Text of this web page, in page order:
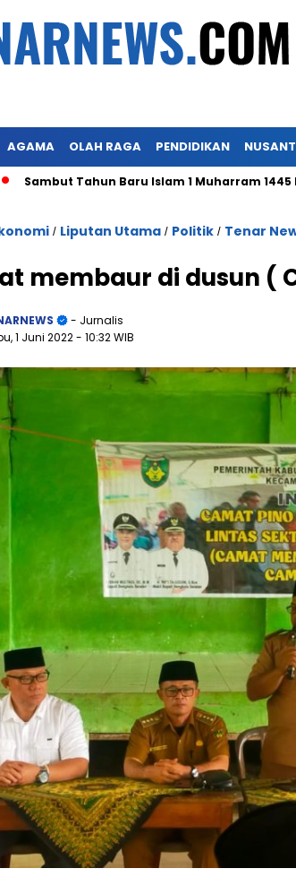
AGAMA OLAH RAGA PENDIDIKAN
Tahun Baru Islam 1 Muharram 1445 H,Warga
/ Liputan Utama / Politik / Tenar
membaur di dusun (
- Jurnalis
1 Juni 2022- 10:32 WIB